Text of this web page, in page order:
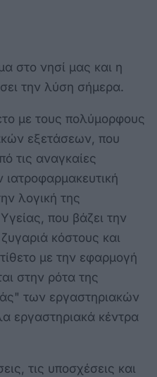
στο νησί μας και η
την λύση σήμερα.
με τους πολύμορφους
εξετάσεων, που
τις αναγκαίες
ιατροφαρμακευτική
λογική της
που βάζει την
κόστους και
με την εφαρμογή
στην ρότα της
των εργαστηριακών
εργαστηριακά κέντρα
τις υποσχέσεις και